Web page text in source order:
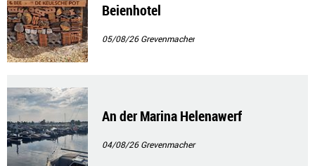
Beienhotel
05/08/26Grevenmacher
An der Marina Helenawerf
04/08/26Grevenmacher